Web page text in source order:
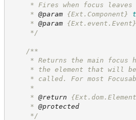
* Fires when focus leaves
* @param {Ext.Component}
* @param {Ext.event.Event}
*/
/**
* Returns the main focus
* the element that will be
* called. For most
*
* @return
* @protected
*/